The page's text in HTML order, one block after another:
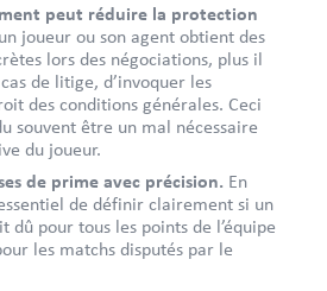
peut réduire la protection
joueur ou son agent obtient des
lors des négociations, plus il
de litige, d’invoquer les
des conditions générales. Ceci
souvent être un mal nécessaire
du joueur.
de prime avec précision. En
de définir clairement si un
dû pour tous les points de l’équipe
les matchs disputés par le